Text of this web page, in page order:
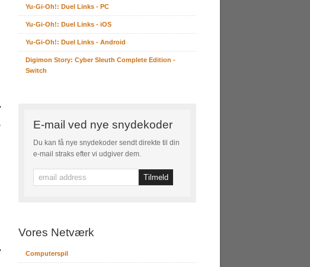
Yu-Gi-Oh!: Duel Links - PC
Yu-Gi-Oh!: Duel Links - iOS
Yu-Gi-Oh!: Duel Links - Android
Digimon Story: Cyber Sleuth Complete Edition -
Switch
E-mail ved nye snydekoder
Du kan få nye snydekoder sendt direkte til din
e-mail straks efter vi udgiver dem.
Vores Netværk
Computerspil